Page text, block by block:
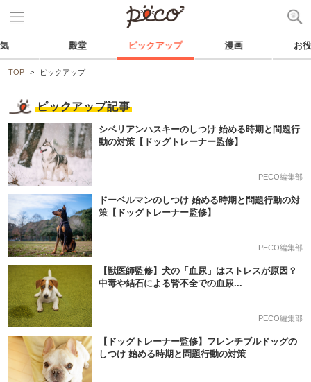
殿堂 ピックアップ 漫画 お
TOP ピックアップ
ピックアップ記事
シベリアンハスキーのしつけ 始める時期と問題行
動の対策【ドッグトレーナー監修】
PECO編集部
ドーベルマンのしつけ 始める時期と問題行動の対
策【ドッグトレーナー監修】
PECO編集部
【獣医師監修】犬の「血尿」はストレスが原因？
中毒や結石による腎不全での血尿...
PECO編集部
【ドッグトレーナー監修】フレンチブルドッグの
しつけ 始める時期と問題行動の対策